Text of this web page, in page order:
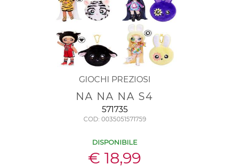
GIOCHI PREZIOSI
NA NA NA S4
571735
COD: 0035051571759
DISPONIBILE
€ 18,99